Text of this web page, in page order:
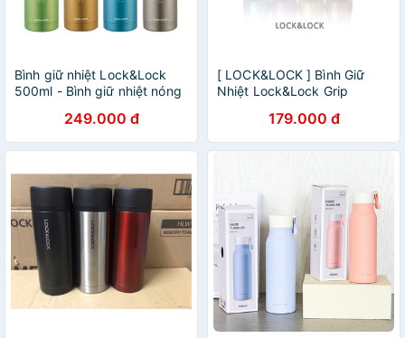
Bình giữ nhiệt Lock&Lock
500ml - Bình giữ nhiệt nóng
249.000 đ
[ LOCK&LOCK ] Bình Giữ
Nhiệt Lock&Lock Grip
179.000 đ